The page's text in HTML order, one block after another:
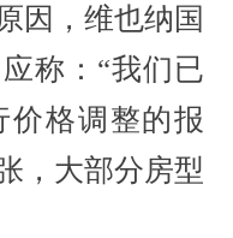
，维也纳国
称：“我们已
价格调整的报
，大部分房型